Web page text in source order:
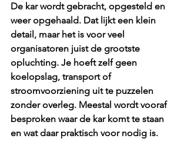
De kar wordt gebracht, opgesteld en
weer opgehaald. Dat lijkt een klein
detail, maar het is voor veel
organisatoren juist de grootste
opluchting. Je hoeft zelf geen
koelopslag, transport of
stroomvoorziening uit te puzzelen
zonder overleg. Meestal wordt vooraf
besproken waar de kar komt te staan
en wat daar praktisch voor nodig is.